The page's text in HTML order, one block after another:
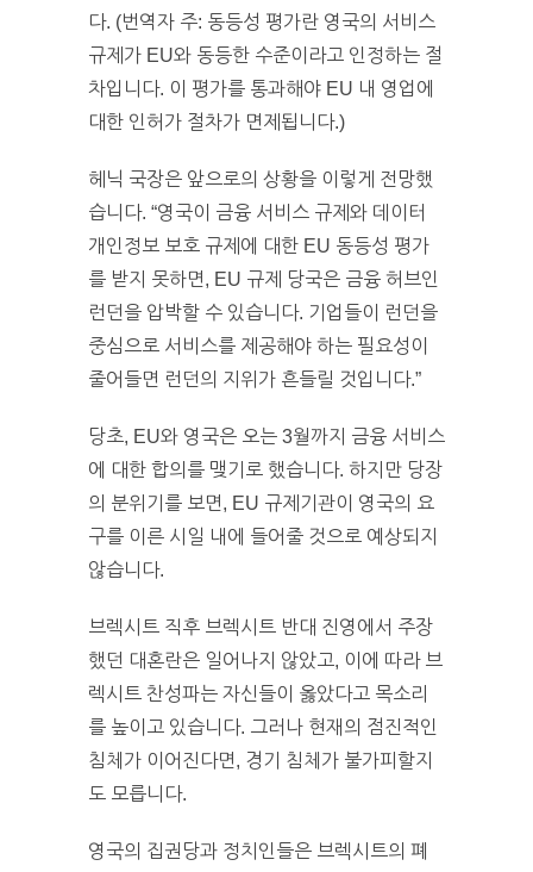
다. (번역자 주: 동등성 평가란 영국의 서비스
규제가 EU와 동등한 수준이라고 인정하는 절
차입니다. 이 평가를 통과해야 EU 내 영업에
대한 인허가 절차가 면제됩니다.)
헤닉 국장은 앞으로의 상황을 이렇게 전망했
습니다. “영국이 금융 서비스 규제와 데이터
개인정보 보호 규제에 대한 EU 동등성 평가
를 받지 못하면, EU 규제 당국은 금융 허브인
런던을 압박할 수 있습니다. 기업들이 런던을
중심으로 서비스를 제공해야 하는 필요성이
줄어들면 런던의 지위가 흔들릴 것입니다.”
당초, EU와 영국은 오는 3월까지 금융 서비스
에 대한 합의를 맺기로 했습니다. 하지만 당장
의 분위기를 보면, EU 규제기관이 영국의 요
구를 이른 시일 내에 들어줄 것으로 예상되지
않습니다.
브렉시트 직후 브렉시트 반대 진영에서 주장
했던 대혼란은 일어나지 않았고, 이에 따라 브
렉시트 찬성파는 자신들이 옳았다고 목소리
를 높이고 있습니다. 그러나 현재의 점진적인
침체가 이어진다면, 경기 침체가 불가피할지
도 모릅니다.
영국의 집권당과 정치인들은 브렉시트의 폐